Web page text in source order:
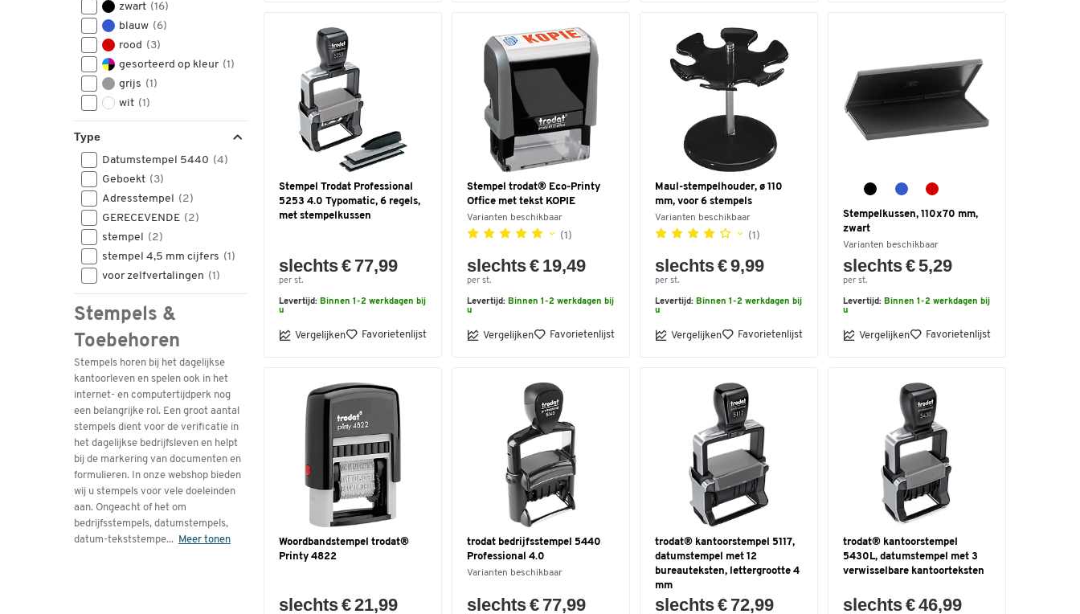
5440(1)
5460 (1)
zwart (16)
blauw (6)
rood (3)
gesorteerd op kleur (1)
grijs (1)
wit (1)
Type
Datumstempel 5440 (4)
Geboekt (3)
Adresstempel (2)
GERECEVENDE (2)
stempel (2)
stempel 4,5 mm cijfers (1)
voor zelfvertalingen (1)
Stempels &
Toebehoren
Stempels horen bij het dagelijkse
kantoorleven en spelen ook in het
internet- en computertijdperk nog
een belangrijke rol. Een groot aantal
stempels dient voor de verificatie in
het dagelijkse bedrijfsleven en helpt
bij de markering van documenten en
formulieren. In onze webshop bieden
wij u stempels voor vele doeleinden
aan. Ongeacht of het om
bedrijfsstempels, datumstempels,
datum-tekststempe... Meer tonen
Stempel Trodat Professional
5253 4.0 Typomatic, 6 regels,
met stempelkussen
slechts € 77,99
per st.
Levertijd: Binnen 1-2 werkdagen bij
u
Vergelijken Favorietenlijst
Stempel trodat® Eco-Printy
Office met tekst KOPIE
Varianten beschikbaar
(1)
slechts € 19,49
per st.
Levertijd: Binnen 1-2 werkdagen bij
u
Vergelijken Favorietenlijst
Maul-stempelhouder, ø 110
mm, voor 6 stempels
Varianten beschikbaar
(1)
slechts € 9,99
per st.
Levertijd: Binnen 1-2 werkdagen bij
u
Vergelijken Favorietenlijst
Stempelkussen, 110x70 mm,
zwart
Varianten beschikbaar
slechts € 5,29
per st.
Levertijd: Binnen 1-2 werkdagen bij
u
Vergelijken Favorietenlijst
Woordbandstempel trodat®
Printy 4822
slechts € 21,99
trodat bedrijfsstempel 5440
Professional 4.0
Varianten beschikbaar
slechts € 77,99
trodat® kantoorstempel 5117,
datumstempel met 12
bureauteksten, lettergrootte 4
mm
slechts € 72,99
trodat® kantoorstempel
5430L, datumstempel met 3
verwisselbare kantoorteksten
slechts € 46,99